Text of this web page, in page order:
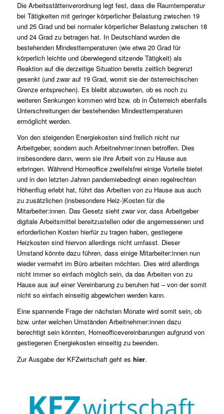
Die Arbeitsstättenverordnung legt fest, dass die Raumtemperatur
bei Tätigkeiten mit geringer körperlicher Belastung zwischen 19
und 25 Grad und bei normaler körperlicher Belastung zwischen 18
und 24 Grad zu betragen hat. In Deutschland wurden die
bestehenden Mindesttemperaturen (wie etwa 20 Grad für
körperlich leichte und überwiegend sitzende Tätigkeit) als
Reaktion auf die derzeitige Situation bereits zeitlich begrenzt
gesenkt (und zwar auf 19 Grad, womit sie der österreichischen
Grenze entsprechen). Es bleibt abzuwarten, ob es noch zu
weiteren Senkungen kommen wird bzw. ob in Österreich ebenfalls
Unterschreitungen der bestehenden Mindesttemperaturen
ermöglicht werden.
Von den steigenden Energiekosten sind freilich nicht nur
Arbeitgeber, sondern auch Arbeitnehmer:innen betroffen. Dies
insbesondere dann, wenn sie ihre Arbeit von zu Hause aus
erbringen. Während Homeoffice zweifelsfrei einige Vorteile bietet
und in den letzten Jahren pandemiebedingt einen regelrechten
Höhenflug erlebt hat, führt das Arbeiten von zu Hause aus auch
zu zusätzlichen (insbesondere Heiz-)Kosten für die
Mitarbeiter:innen. Das Gesetz sieht zwar vor, dass Arbeitgeber
digitale Arbeitsmittel bereitzustellen oder die angemessenen und
erforderlichen Kosten hierfür zu tragen haben, gestiegene
Heizkosten sind hiervon allerdings nicht umfasst. Dieser
Umstand könnte dazu führen, dass einige Mitarbeiter:innen nun
wieder vermehrt im Büro arbeiten möchten. Dies wird allerdings
nicht immer so einfach möglich sein, da das Arbeiten von zu
Hause aus auf einer Vereinbarung zu beruhen hat – von der somit
nicht so einfach einseitig abgewichen werden kann.
Eine spannende Frage der nächsten Monate wird somit sein, ob
bzw. unter welchen Umständen Arbeitnehmer:innen dazu
berechtigt sein könnten, Homeofficevereinbarungen aufgrund von
gestiegenen Energiekosten einseitig zu beenden.
Zur Ausgabe der KFZwirtschaft geht es hier.